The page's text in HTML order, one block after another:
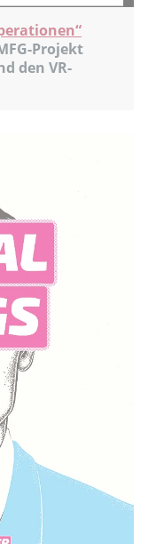
Projekt
den VR-